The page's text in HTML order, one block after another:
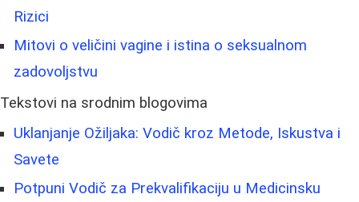
Rizici
Mitovi o veličini vagine i istina o seksualnom
zadovoljstvu
Tekstovi na srodnim blogovima
Uklanjanje Ožiljaka: Vodič kroz Metode, Iskustva i
Savete
Potpuni Vodič za Prekvalifikaciju u Medicinsku